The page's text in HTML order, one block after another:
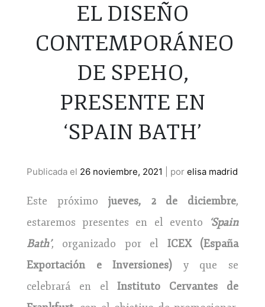
EL DISEÑO
CONTEMPORÁNEO
DE SPEHO,
PRESENTE EN
‘SPAIN BATH’
Publicada el 26 noviembre, 2021 por elisa madrid
Este próximo jueves, 2 de diciembre,
estaremos presentes en el evento
‘Spain
Bath’, organizado por el ICEX (España
Exportación e Inversiones) y que se
celebrará en elInstituto Cervantes de